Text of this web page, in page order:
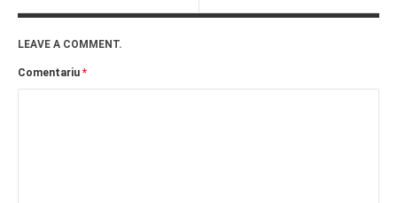
LEAVE A COMMENT.
Comentariu *